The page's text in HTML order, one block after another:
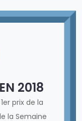
2018
prix de la
la Semaine